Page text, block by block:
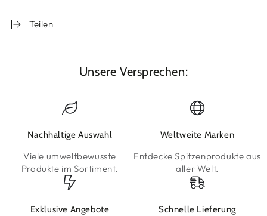
Teilen
Unsere Versprechen:
Nachhaltige Auswahl
Viele umweltbewusste
Produkte im Sortiment.
Weltweite Marken
Entdecke Spitzenprodukte aus
aller Welt.
Exklusive Angebote Schnelle Lieferung